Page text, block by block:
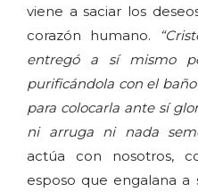
viene a saciar los
corazón humano.
entregó a sí mismo
purificándola con el
para colocarla ante sí
ni arruga ni nada
actúa con nosotros,
esposo que engalana a